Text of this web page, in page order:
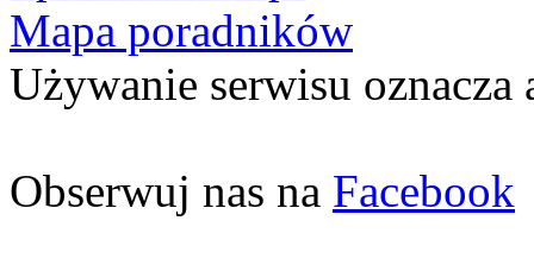
Mapa poradników
Używanie serwisu oznacza
Obserwuj nas na Facebook